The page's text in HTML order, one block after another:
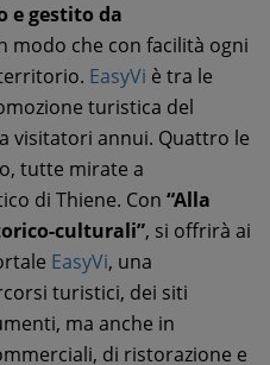
e gestito da
modo che con facilità ogni
EasyVi è tra le
turistica del
visitatori annui. Quattro le
tutte mirate a
di Thiene. Con “Alla
culturali”, si offrirà ai
EasyVi, una
turistici, dei siti
ma anche in
di ristorazione e